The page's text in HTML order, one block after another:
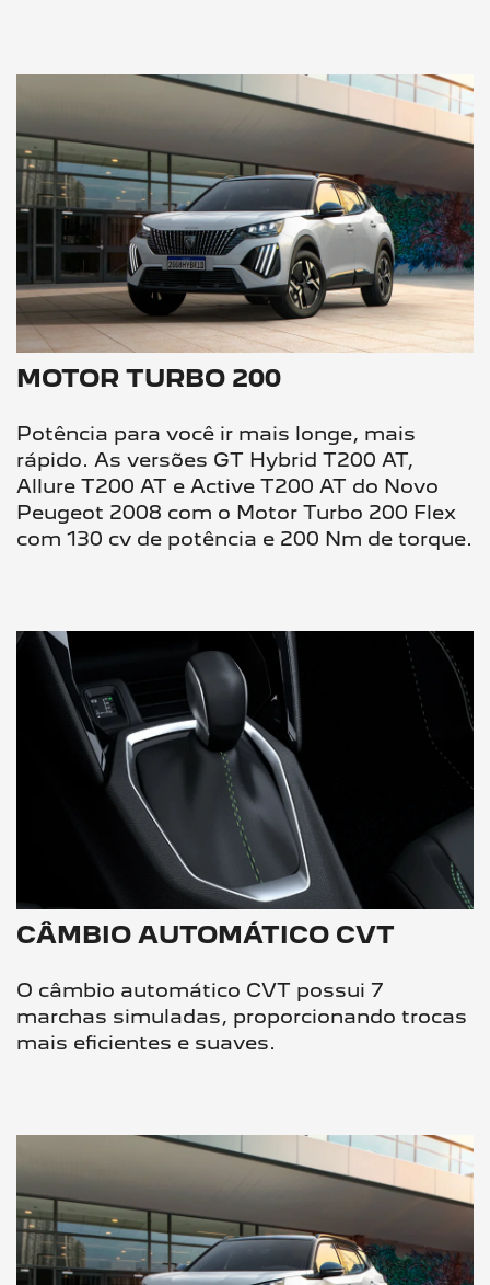
MOTOR TURBO 200
Potência para você ir mais longe, mais
rápido. As versões GT Hybrid T200 AT,
Allure T200 AT e Active T200 AT do Novo
Peugeot 2008 com o Motor Turbo 200 Flex
com 130 cv de potência e 200 Nm de torque.
CÂMBIO AUTOMÁTICO CVT
O câmbio automático CVT possui 7
marchas simuladas, proporcionando trocas
mais eficientes e suaves.